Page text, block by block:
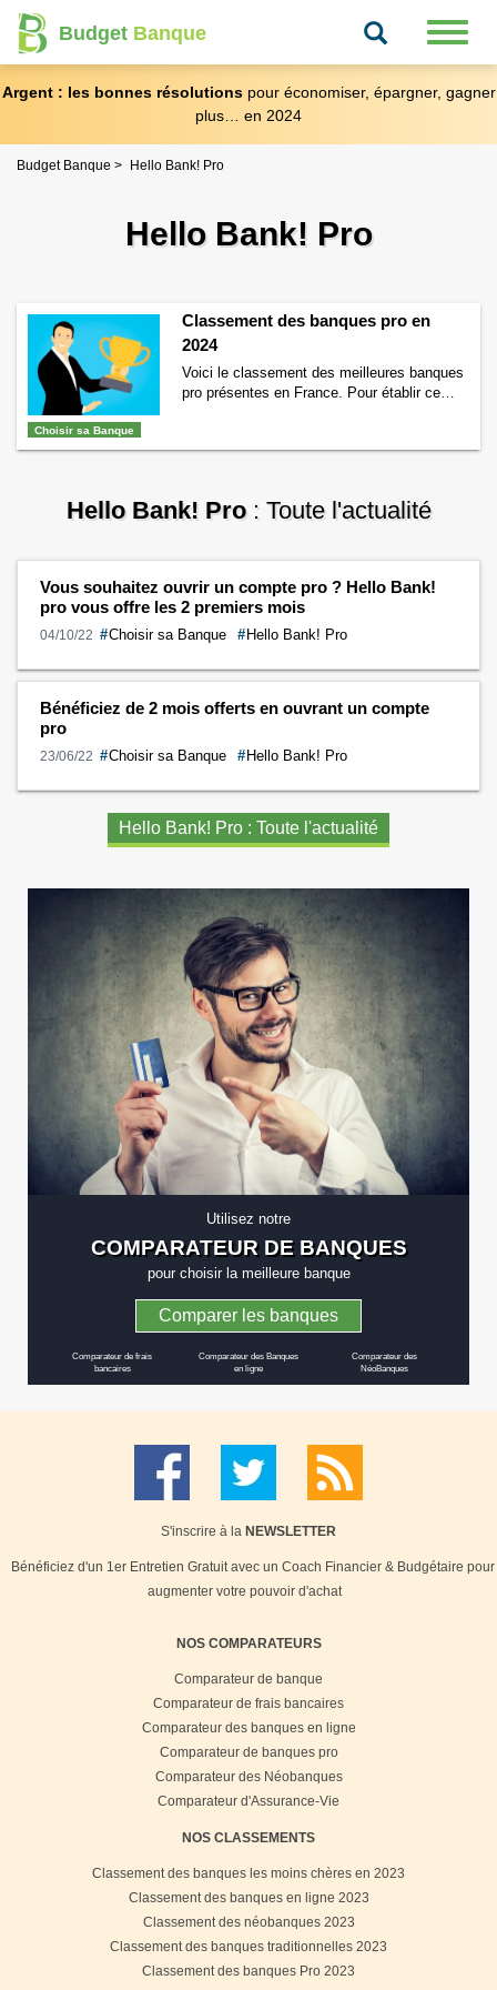
Budget Banque Recherche
Argent : les bonnes résolutionspour économiser, épargner, gagner
plus… en 2024
Budget Banque Hello Bank! Pro
Hello Bank! Pro
Choisir sa Banque
Classement des banques pro en
2024
Voici le classement des meilleures banques
pro présentes en France. Pour établir ce
au x professionnels. Ces banques proposent
pour simplifier la vie des auto-entrepreneurs,
banques pro en 2024 →
Hello Bank! Pro: Toute l'actualité
Vous souhaitez ouvrir un compte pro ? Hello Bank!
pro vous offre les 2 premiers mois
04/10/22 #Choisir sa Banque #Hello Bank! Pro
Bénéficiez de 2 mois offerts en ouvrant un compte
pro
23/06/22 #Choisir sa Banque #Hello Bank! Pro
Hello Bank! Pro : Toute l'actualité
Utilisez notre
COMPARATEUR DE BANQUES
pour choisir la meilleure banque
Comparer les banques
Comparateur de frais
bancaires
Comparateur des Banques
en ligne
Comparateur des
NéoBanques
S'inscrire à la NEWSLETTER
Bénéficiez d'un 1er Entretien Gratuit avec un Coach Financier & Budgétaire pour
augmenter votre pouvoir d'achat
NOS COMPARATEURS
Comparateur de banque
Comparateur de frais bancaires
Comparateur des banques en ligne
Comparateur de banques pro
Comparateur des Néobanques
Comparateur d'Assurance-Vie
NOS CLASSEMENTS
Classement des banques les moins chères en 2023
Classement des banques en ligne 2023
Classement des néobanques 2023
Classement des banques traditionnelles 2023
Classement des banques Pro 2023